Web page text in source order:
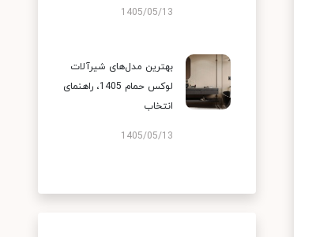
1405/05/13
بهترین مدل‌های شیرآلات
لوکس حمام 1405، راهنمای
انتخاب
1405/05/13